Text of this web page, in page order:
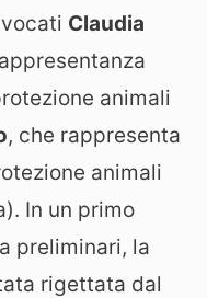
Claudia
animali
, che rappresenta
animali
In un primo
preliminari, la
rigettata dal